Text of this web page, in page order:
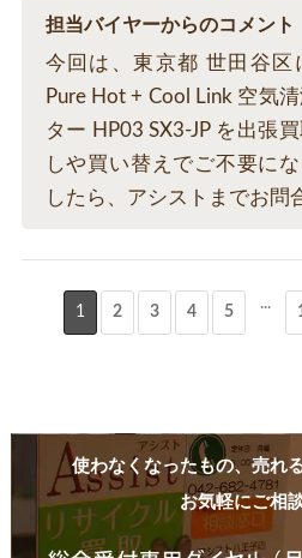
担当バイヤーからのコメント
今回は、東京都 世田谷区
Pure Hot + Cool Link 空気
ター HP03 SX3-JP を出張
しや買い替えでご不要に
したら、アシストまでお問
1 2 3 4 5 ...
使わなくなったもの、売れ
お気軽にご相